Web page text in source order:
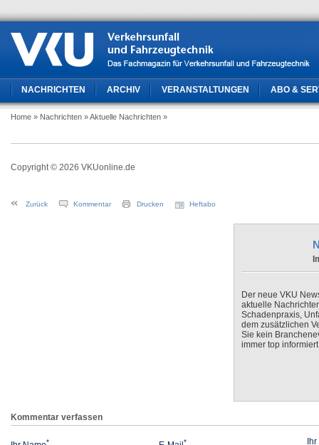
NACHRICHTEN ARCHIV VERANSTALTUNGEN ABO &
Home » Nachrichten » Aktuelle Nachrichten »
Copyright © 2026 VKUonline.de
Zurück Kommentar Drucken Heftabo
Der neue VKU
aktuelle
Schadenpraxis,
dem zusätzlichen
Sie kein
immer top
Kommentar verfassen
* *